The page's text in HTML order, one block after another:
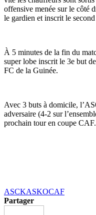
offensive menée sur le
le gardien et inscrit le
À 5 minutes de la fin du
super lobe inscrit le 3e but
FC de la Guinée.
Avec 3 buts à domicile,
adversaire (4-2 sur
prochain tour en coupe CAF.
ASCKASKOCAF
Partager